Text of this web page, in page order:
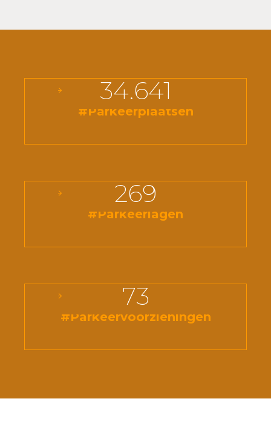
#Parkeerplaatsen
34.641
#Parkeerlagen
269
#Parkeervoorzieningen
73